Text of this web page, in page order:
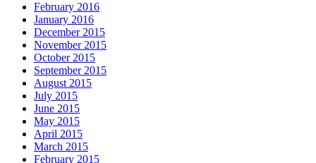
February 2016
January 2016
December 2015
November 2015
October 2015
September 2015
August 2015
July 2015
June 2015
May 2015
April 2015
March 2015
February 2015